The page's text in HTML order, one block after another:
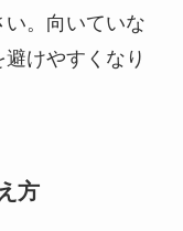
い。向いていな
けやすくなり
方